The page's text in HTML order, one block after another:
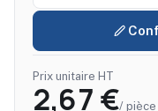
Prix unitaire HT
2,67 €/ pièce